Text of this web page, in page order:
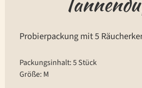
Probierpackung mit 5
Packungsinhalt: 5 Stück
Größe: M